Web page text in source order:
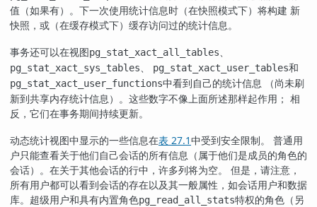
值（如果有）。下一次使用统计信息时（在快照模式下）将构建 新
快照，或（在缓存模式下）缓存访问过的统计信息。
事务还可以在视图pg_stat_xact_all_tables、
pg_stat_xact_sys_tables、 pg_stat_xact_user_tables和
pg_stat_xact_user_functions中看到自己的统计信息 （尚未刷
新到共享内存统计信息）。这些数字不像上面所述那样起作用； 相
反，它们在事务期间持续更新。
动态统计视图中显示的一些信息在表 27.1中受到安全限制。 普通用
户只能查看关于他们自己会话的所有信息（属于他们是成员的角色的
会话）。在关于其他会话的行中，许多列将为空。 但是，请注意，
所有用户都可以看到会话的存在以及其一般属性，如会话用户和数据
库。超级用户和具有内置角色pg_read_all_stats特权的角色（另